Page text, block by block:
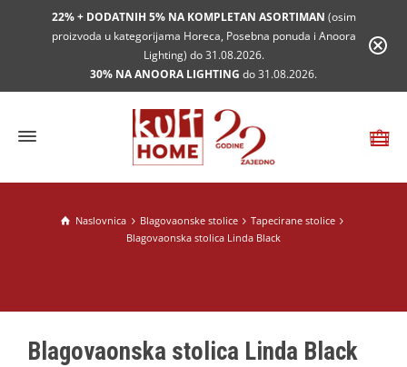
22% + DODATNIH 5% NA KOMPLETAN ASORTIMAN (osim
proizvoda u kategorijama Horeca, Posebna ponuda i Anoora
Lighting) do 31.08.2026.
30% NA ANOORA LIGHTING do 31.08.2026.
Naslovnica Blagovaonske stolice
Tapecirane stolice
Blagovaonska stolica Linda Black
Blagovaonska stolica Linda Black